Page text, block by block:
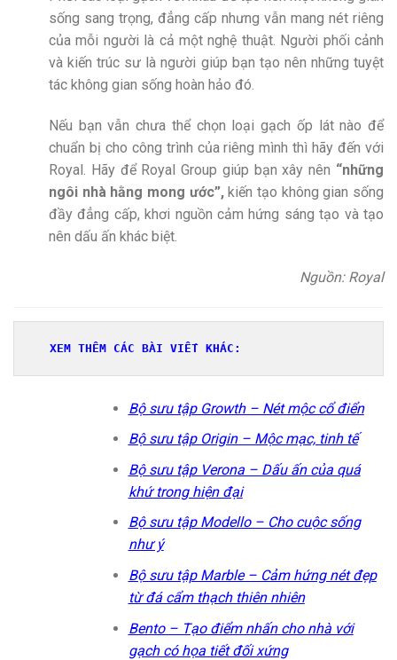
sống sang trọng, đẳng cấp nhưng vẫn mang nét riêng
của mỗi người là cả một nghệ thuật. Người phối cảnh
và kiến trúc sư là người giúp bạn tạo nên những tuyệt
tác không gian sống hoàn hảo đó.
Nếu bạn vẫn chưa thể chọn loại gạch ốp lát nào để
chuẩn bị cho công trình của riêng mình thì hãy đến với
Royal. Hãy để Royal Group giúp bạn xây nên “những
ngôi nhà hằng mong ước”,kiến tạo không gian sống
đầy đẳng cấp, khơi nguồn cảm hứng sáng tạo và tạo
nên dấu ấn khác biệt.
Nguồn: Royal
XEM THÊM CÁC BÀI VIẾT KHÁC:
Bộ sưu tập Growth – Nét mộc cổ điển
Bộ sưu tập Origin – Mộc mạc, tinh tế
Bộ sưu tập Verona – Dấu ấn của quá
khứ trong hiện đại
Bộ sưu tập Modello – Cho cuộc sống
như ý
Bộ sưu tập Marble – Cảm hứng nét đẹp
từ đá cẩm thạch thiên nhiên
Bento – Tạo điểm nhấn cho nhà với
gạch có họa tiết đối xứng